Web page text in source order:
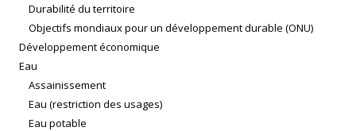
Durabilité du territoire
Objectifs mondiaux pour un développement durable (ONU)
Développement économique
Eau
Assainissement
Eau (restriction des usages)
Eau potable